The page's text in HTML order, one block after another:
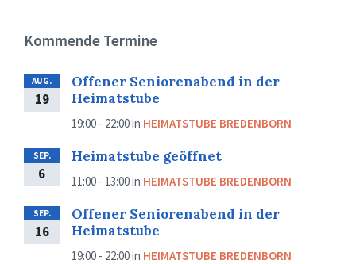
Kommende Termine
AUG.
19
Offener Seniorenabend in der
Heimatstube
19:00 - 22:00in HEIMATSTUBE BREDENBORN
SEP.
6
Heimatstube geöffnet
11:00 - 13:00in HEIMATSTUBE BREDENBORN
SEP.
16
Offener Seniorenabend in der
Heimatstube
19:00 - 22:00in HEIMATSTUBE BREDENBORN